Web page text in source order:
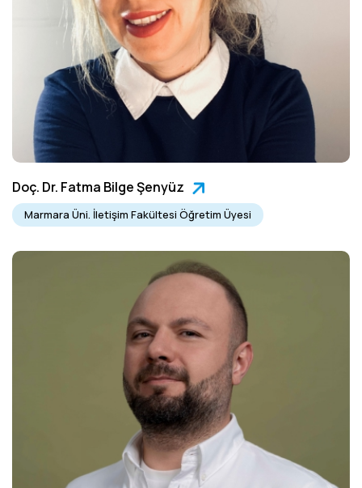
Doç. Dr. Fatma Bilge Şenyüz
Marmara Üni. İletişim Fakültesi Öğretim Üyesi